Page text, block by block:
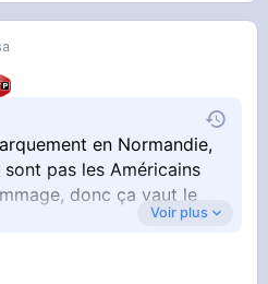
en Normandie,
pas les Américains
donc ça vaut le
Voir plus